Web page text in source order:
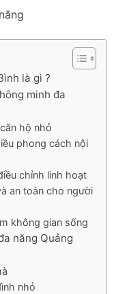
là gì ?
minh đa
hộ nhỏ
phong cách nội
chỉnh linh hoạt
an toàn cho người
không gian sống
năng Quảng
nhỏ